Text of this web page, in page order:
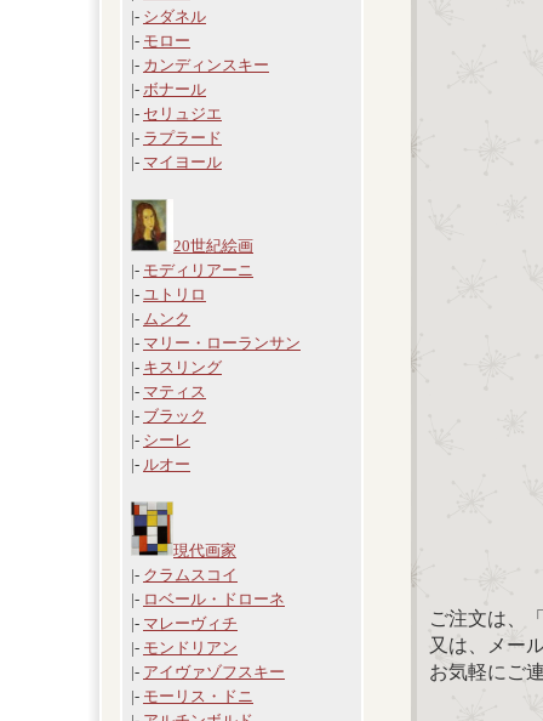
|- シダネル
|- モロー
|- カンディンスキー
|- ボナール
|- セリュジエ
|- ラプラード
|- マイヨール
20世紀絵画
|- モディリアーニ
|- ユトリロ
|- ムンク
|- マリー・ローランサン
|- キスリング
|- マティス
|- ブラック
|- シーレ
|- ルオー
現代画家
|- クラムスコイ
|- ロベール・ドローネ
|- マレーヴィチ
|- モンドリアン
|- アイヴァゾフスキー
|- モーリス・ドニ
ご注文は、
又は、メー
お気軽にご